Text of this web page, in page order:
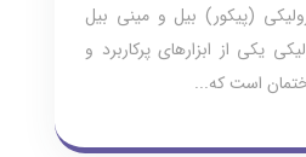
(پیکور) بیل و مینی بیل
یکی از ابزارهای پرکاربرد و
است که...